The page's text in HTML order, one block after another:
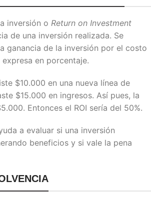
inversión o Return on Investment
de una inversión realizada. Se
ganancia de la inversión por el costo
en porcentaje.
$10.000 en una nueva línea de
$15.000 en ingresos. Así pues, la
Entonces el ROI sería del 50%.
a evaluar si una inversión
beneficios y si vale la pena